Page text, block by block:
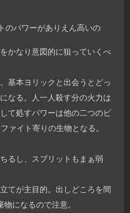
のパワーがありえん高いの
かなり意図的に狙っていくべ
基本ヨリックと出会うとどっ
なる。人一人殺す分の火力は
て処すパワーは他の二つのビ
ァイト寄りの生物となる。
るし、スプリットもまぁ弱
てが主目的。出しどころを間
になるので注意。